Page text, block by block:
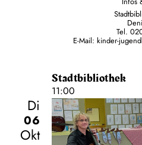
Tel.
E-Mail: kinder-
Stadtbibliothek
11:00
Di
06
Okt